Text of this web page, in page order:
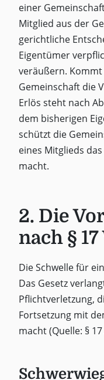
einer
Mitglied aus der
gerichtliche
Eigentümer
veräußern.
Gemeinschaft die
Erlös steht nach
dem bisherigen
schützt die
eines Mitglieds
macht.
2. Die
nach §
Die Schwelle für
Das Gesetz
Pflichtverletzung,
Fortsetzung mit
macht (Quelle: § 17